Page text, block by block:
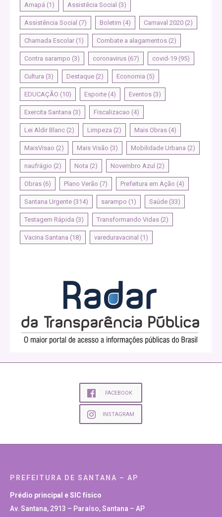
Amapá (1) Assistêcia Social (3)
Assistência Social (7) Boletim (4) Carnaval 2020 (2)
Chamada Escolar (1) Combate a alagamentos (2)
Contra sarampo (3) coronavirus (67) covid-19 (95)
Cultura (3) Destaque (2) Economia (5)
EDUCAÇÃO (10) Esporte (4) Eventos (3)
Exercita Santana (3) Fiscalizacao (4)
Lei Aldir Blanc (2) Limpeza (2) Mais Obras (4)
MaisVisao (2) Mais Visão (3) Mobilidade Urbana (2)
naufrágio (2) Nota (2) Novembro Azul (2)
Obras (6) Plano Verão (7) Prefeitura em Ação (4)
Santana Urgente (314) sarampo (1) Saúde (33)
Testagem Rápida (3) Transformando Vidas (2)
Vacina Santana (18) vareduravacinal (1)
FACEBOOK
INSTAGRAM
PREFEITURA DE SANTANA – AP
Prédio principal e SIC físico
Av. Santana, 2913 – Paraíso, Santana – AP